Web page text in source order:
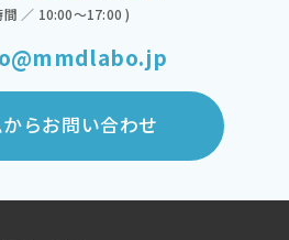
間 ／ 10:00～17:00 )
らお問い合わせ